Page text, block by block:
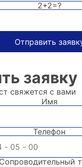
2+2=?
Отправить
заявку
свяжется с вами
Имя
Телефон
Сопроводительный